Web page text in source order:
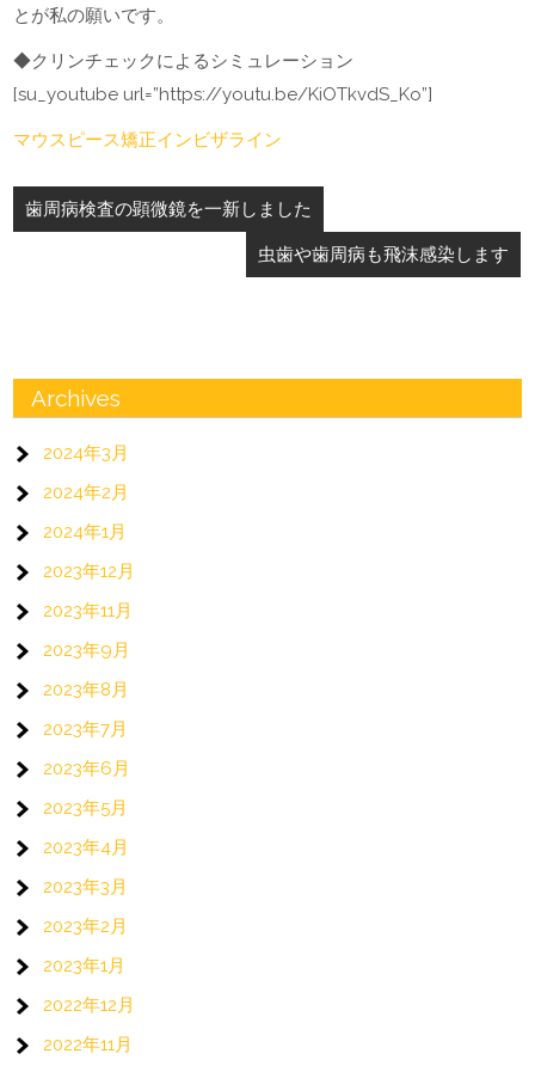
とが私の願いです。
◆クリンチェックによるシミュレーション
[su_youtube url=”https://youtu.be/KiOTkvdS_Ko”]
マウスピース矯正インビザライン
投
稿
ー
シ
ョ
ン
歯周病検査の顕微鏡を一新しました
虫歯や歯周病も飛沫感染します
Archives
2024年3月
2024年2月
2024年1月
2023年12月
2023年11月
2023年9月
2023年8月
2023年7月
2023年6月
2023年5月
2023年4月
2023年3月
2023年2月
2023年1月
2022年12月
2022年11月